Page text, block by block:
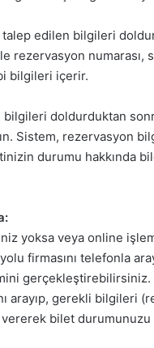
talep edilen bilgileri
rezervasyon numarası,
bilgileri içerir.
bilgileri doldurduktan
Sistem, rezervasyon
durumu hakkında
yoksa veya online
firmasını telefonla
gerçekleştirebilirsiniz.
arayıp, gerekli bilgileri
vererek bilet durumunuzu